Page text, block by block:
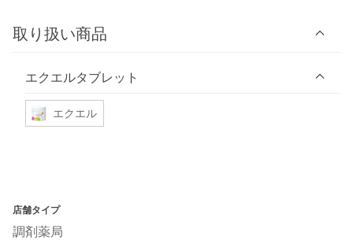
取り扱い商品
エクエルタブレット
エクエル
店舗タイプ
調剤薬局